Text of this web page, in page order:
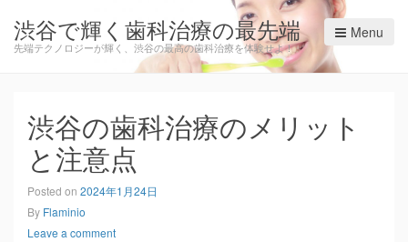
渋谷で輝く歯科治療の最先端
先端テクノロジーが輝く、渋谷の最高の歯科治療を体験せよ！
Menu
渋谷の歯科治療のメリット
と注意点
Posted on 2024年1月24日
By Flaminio
Leave a comment